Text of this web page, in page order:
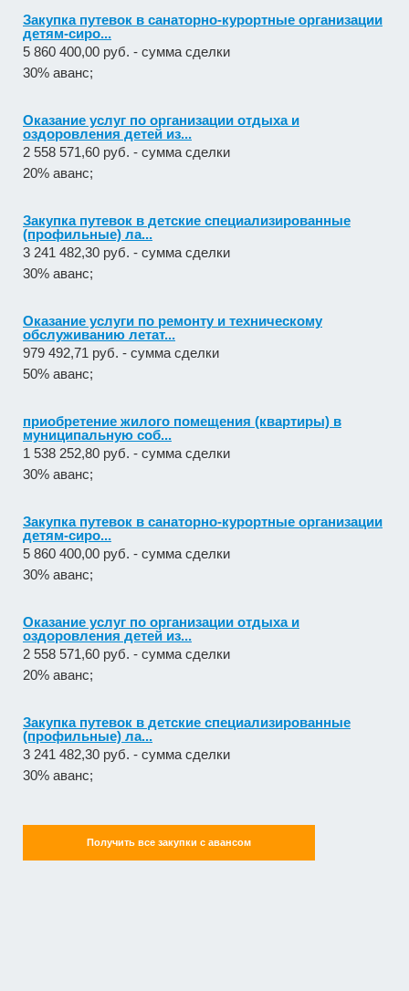
Закупка путевок в санаторно-курортные организации
детям-сиро...
5 860 400,00 руб. - сумма сделки
30% аванс;
Оказание услуг по организации отдыха и
оздоровления детей из...
2 558 571,60 руб. - сумма сделки
20% аванс;
Закупка путевок в детские специализированные
(профильные) ла...
3 241 482,30 руб. - сумма сделки
30% аванс;
Оказание услуги по ремонту и техническому
обслуживанию летат...
979 492,71 руб. - сумма сделки
50% аванс;
приобретение жилого помещения (квартиры) в
муниципальную соб...
1 538 252,80 руб. - сумма сделки
30% аванс;
Закупка путевок в санаторно-курортные организации
детям-сиро...
5 860 400,00 руб. - сумма сделки
30% аванс;
Оказание услуг по организации отдыха и
оздоровления детей из...
2 558 571,60 руб. - сумма сделки
20% аванс;
Закупка путевок в детские специализированные
(профильные) ла...
3 241 482,30 руб. - сумма сделки
30% аванс;
Получить все закупки с авансом